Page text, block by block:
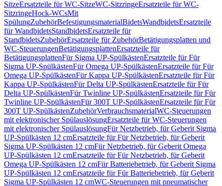
SitzeErsatzteile für WC-SitzeWC-SitzringeErsatzteile für WC-
SitzringeHock-WCsMit
SpülungZubehörBefestigungsmaterialBidetsWandbidetsErsatzteile
für WandbidetsStandbidetsErsatzteile für
StandbidetsZubehörErsatzteile für ZubehörBetätigungsplatten und
WC-SteuerungenBetätigungsplattenErsatzteile für
BetätigungsplattenFür Sigma UP-SpülkästenErsatzteile für Für
Sigma UP-SpülkästenFür Omega UP-SpülkästenErsatzteile für Für
Omega UP-SpülkästenFür Kappa UP-SpülkästenErsatzteile für Für
Kappa UP-SpülkästenFür Delta UP-SpülkästenErsatzteile für Für
Delta UP-SpülkästenFür Twinline UP-SpülkästenErsatzteile für Für
Twinline UP-SpülkästenFür 300T UP-SpülkästenErsatzteile für Für
300T UP-SpülkästenZubehörVerbrauchsmaterialWC-Steuerungen
mit elektronischer SpülauslösungErsatzteile für WC-Steuerungen
mit elektronischer SpülauslösungFür Netzbetrieb, für Geberit Sigma
UP-Spülkästen 12 cmErsatzteile für Für Netzbetrieb, für Geberit
Sigma UP-Spülkästen 12 cmFür Netzbetrieb, für Geberit Omega
UP-Spülkästen 12 cmErsatzteile für Für Netzbetrieb, für Geberit
Omega UP-Spülkästen 12 cmFür Batteriebetrieb, für Geberit Sigma
UP-Spülkästen 12 cmErsatzteile für Für Batteriebetrieb, für Geberit
Sigma UP-Spülkästen 12 cmWC-Steuerungen mit pneumatischer